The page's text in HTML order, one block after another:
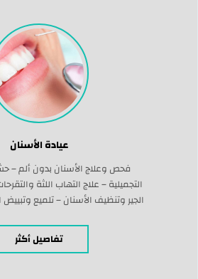
عيادة الأسنان
فحص وعلاج الأسنان بدون ألم –
التجميلية – علاج التهاب اللثة
الجير وتنظيف الأسنان – تلميع وتبييض
الأطفال – يوجد لدينا أشعة
ابتسامة هوليوود
تفاصيل أكثر